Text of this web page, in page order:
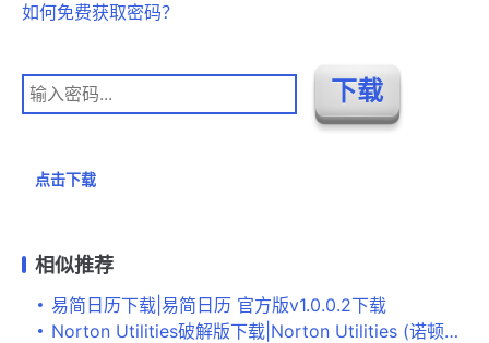
如何免费获取密码？
点击下载
相似推荐
易简日历下载|易简日历 官方版v1.0.0.2下载
Norton Utilities破解版下载|Norton Utilities (诺顿电脑优化大师)中文版V16.0.3.44下载